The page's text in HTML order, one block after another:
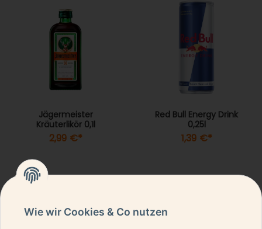
Jägermeister
Kräuterlikör 0,1l
2,99 €*
Red Bull Energy Drink
0,25l
1,39 €*
Wie wir Cookies & Co nutzen